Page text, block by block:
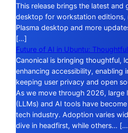
This release brings the latest and
desktop for workstation editions,
Plasma desktop and more
[…]
Future of AI in Ubuntu:
Canonical is bringing thoughtful,
enhancing accessibility, enabling
keeping user privacy and open
As we move through 2026, large
(LLMs) and AI tools have
tech industry. Adoption varies
dive in headfirst, while others…